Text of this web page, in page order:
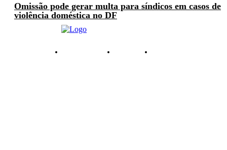
Omissão pode gerar multa para síndicos em casos de
violência doméstica no DF